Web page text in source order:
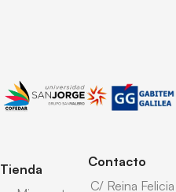
Tienda
Contacto
C/ Reina Felicia